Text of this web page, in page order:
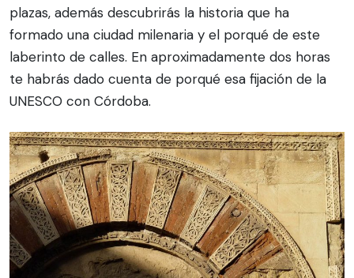
plazas, además descubrirás la historia que ha
formado una ciudad milenaria y el porqué de este
laberinto de calles. En aproximadamente dos horas
te habrás dado cuenta de porqué esa fijación de la
UNESCO con Córdoba.